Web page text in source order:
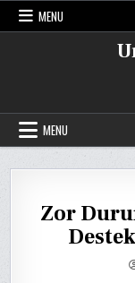
Skip
MENU
MENU
Zor